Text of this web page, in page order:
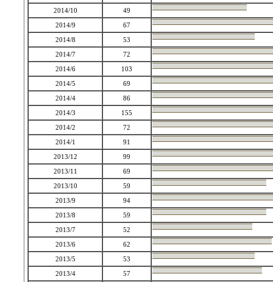
2014/10
49
2014/9
67
2014/8
53
2014/7
72
2014/6
103
2014/5
69
2014/4
86
2014/3
155
2014/2
72
2014/1
91
2013/12
99
2013/11
69
2013/10
59
2013/9
94
2013/8
59
2013/7
52
2013/6
62
2013/5
53
2013/4
57